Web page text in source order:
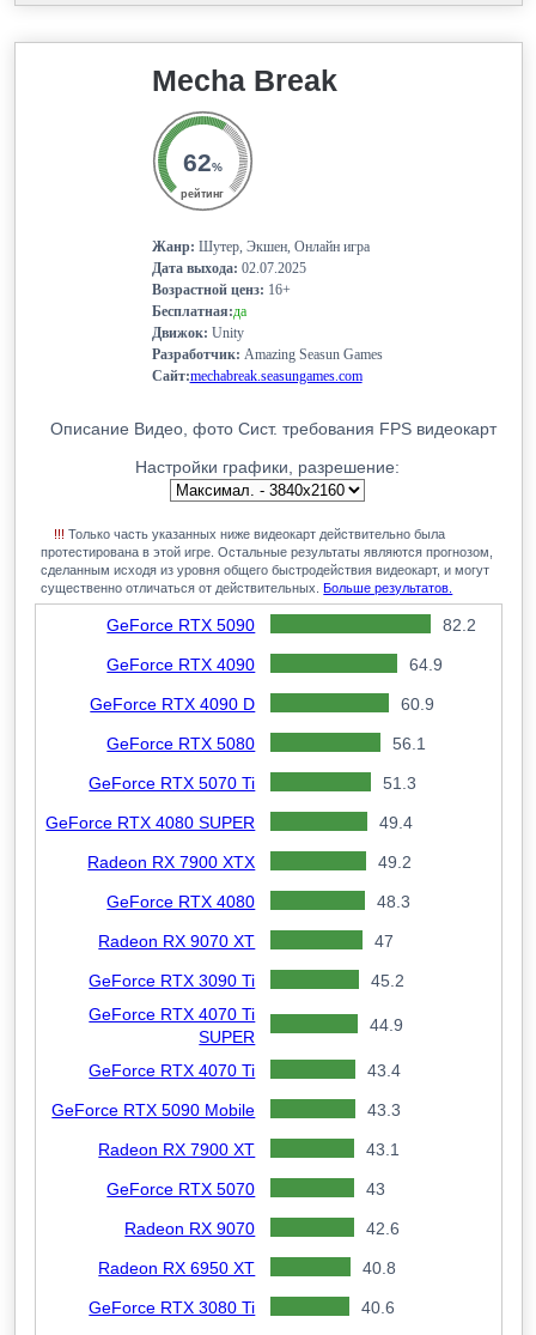
Mecha Break
62%
рейтинг
Жанр: Шутер, Экшен, Онлайн игра
Дата выхода: 02.07.2025
Возрастной ценз: 16+
Бесплатная:да
Движок: Unity
Разработчик: Amazing Seasun Games
Сайт:mechabreak.seasungames.com
Описание Видео, фото Сист. требования FPS видеокарт
Настройки графики, разрешение:
!!! Только часть указанных ниже видеокарт действительно была
протестирована в этой игре. Остальные результаты являются прогнозом,
сделанным исходя из уровня общего быстродействия видеокарт, и могут
существенно отличаться от действительных.Больше результатов.
GeForce RTX 5090 82.2
GeForce RTX 4090 64.9
GeForce RTX 4090 D 60.9
GeForce RTX 5080 56.1
GeForce RTX 5070 Ti 51.3
GeForce RTX 4080 SUPER 49.4
Radeon RX 7900 XTX 49.2
GeForce RTX 4080 48.3
Radeon RX 9070 XT 47
GeForce RTX 3090 Ti
45.2
GeForce RTX 4070 Ti
SUPER
44.9
GeForce RTX 4070 Ti 43.4
GeForce RTX 5090 Mobile 43.3
Radeon RX 7900 XT 43.1
GeForce RTX 5070 43
Radeon RX 9070 42.6
Radeon RX 6950 XT 40.8
GeForce RTX 3080 Ti
40.6